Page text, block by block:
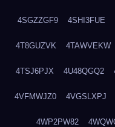
4SGZZGF9 4SHI3FUE
4T8GUZVK 4TAWVEKW
4TSJ6PJX 4U48QGQ2
4VFMWJZ0 4VGSLXPJ
4WP2PW82